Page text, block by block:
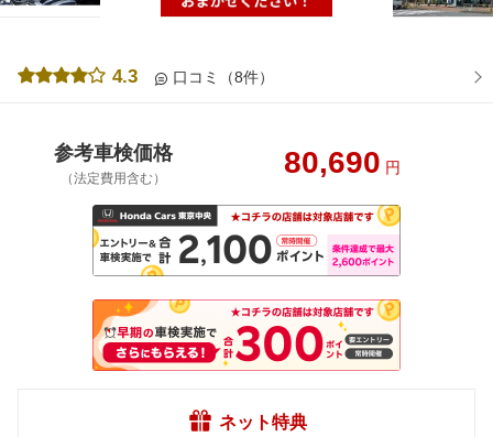
4.3 口コミ（8件）
参考車検価格
（法定費用含む） 80,690 円
ネット特典